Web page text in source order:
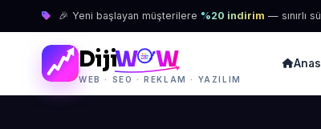
🎉 Yeni başlayan müşterilere %20 indirim — sınırlı
DijiW W
WEB · SEO · REKLAM · YAZILIM